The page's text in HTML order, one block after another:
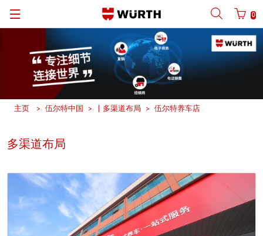
0
手机号码登陆 商城账号登录
手机
密码
忘记密码？
请记住登录信息
| 关于我们
| 我们的优势
关于我们
C类物料管理
行业解决方案
| 关于我们
| 行业聚焦
伍尔特业务范围
伍尔特在中国
体育赞助
艺术文化
新闻中心
产品手册
English
中文
主页 伍尔特中国 | 多渠道布局 伍尔特养车店
多渠道布局